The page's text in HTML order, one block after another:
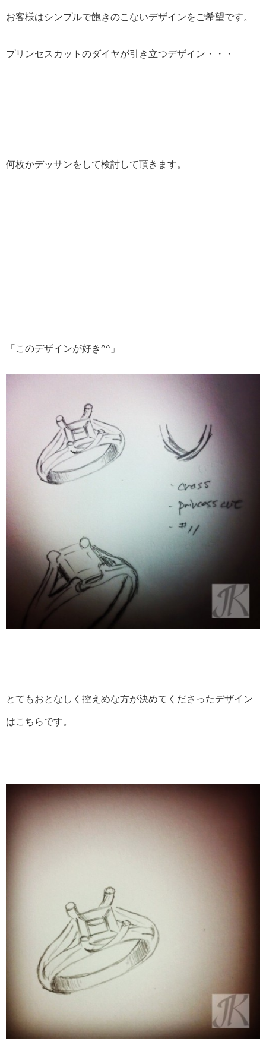
お客様はシンプルで飽きのこないデザインをご希望です。
プリンセスカットのダイヤが引き立つデザイン・・・
何枚かデッサンをして検討して頂きます。
「このデザインが好き^^」
とてもおとなしく控えめな方が決めてくださったデザイン
はこちらです。